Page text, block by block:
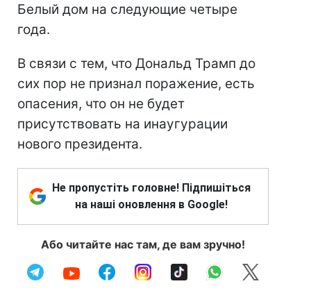
Белый дом на следующие четыре
года.
В связи с тем, что Дональд Трамп до
сих пор не признал поражение, есть
опасения, что он не будет
присутствовать на инаугурации
нового президента.
Не пропустіть головне! Підпишіться
на наші оновлення в Google!
Або читайте нас там, де вам зручно!